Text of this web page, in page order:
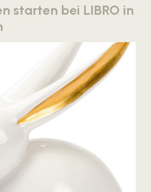
Parndorf und Salzburg
starten bei LIBRO in